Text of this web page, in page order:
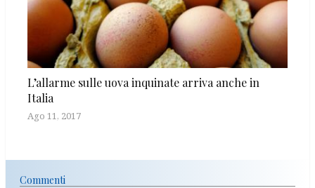
L’allarme sulle uova inquinate arriva anche in
Italia
Ago 11, 2017
Commenti